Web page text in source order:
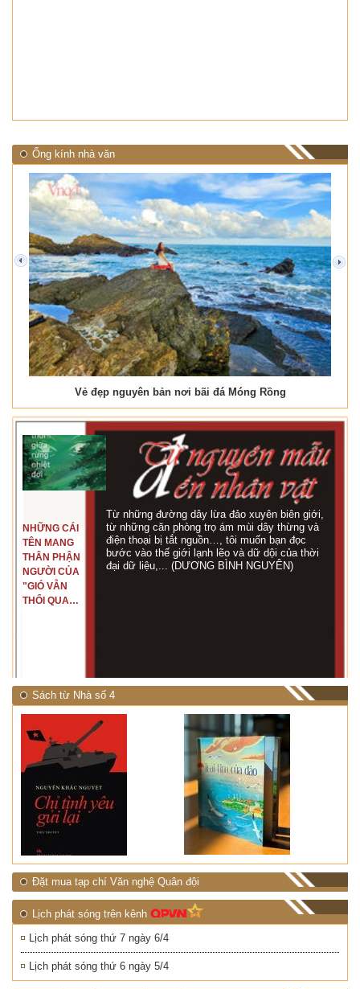
Ống kính nhà văn
Vẻ đẹp nguyên bản nơi bãi đá Móng Rồng
prev next
NHỮNG CÁI
TÊN MANG
THÂN PHẬN
NGƯỜI CỦA
"GIÓ VẪN
THỔI QUA
Từ những đường dây lừa đảo xuyên biên giới,
từ những căn phòng trọ ám mùi dây thừng và
điện thoại bị tắt nguồn…, tôi muốn bạn đọc
bước vào thế giới lạnh lẽo và dữ dội của thời
đại dữ liệu,... (DƯƠNG BÌNH NGUYÊN)
Sách từ Nhà số 4
Đặt mua tạp chí Văn nghệ Quân đội
Lịch phát sóng trên kênh
Lịch phát sóng thứ 7 ngày 6/4
Lịch phát sóng thứ 6 ngày 5/4